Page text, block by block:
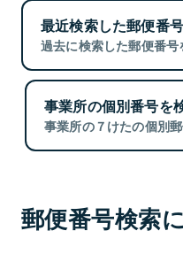
最近検索した郵便番号
過去に検索した郵便番号
事業所の個別番号を
事業所の７けたの個別
郵便番号検索